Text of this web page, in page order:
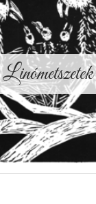
Linómetszetek